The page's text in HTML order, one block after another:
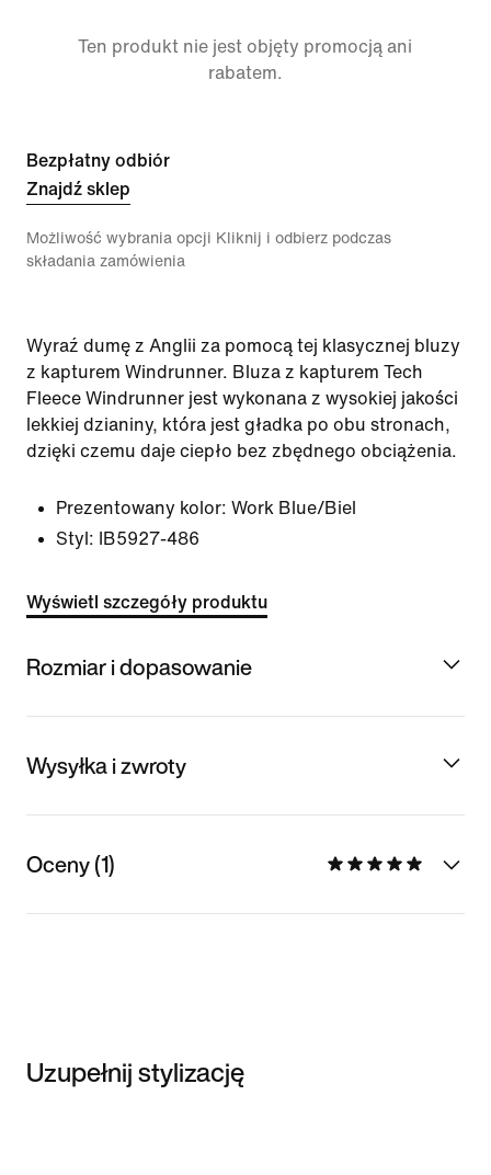
Ten produkt nie jest objęty promocją ani
rabatem.
Bezpłatny odbiór
Znajdź sklep
Możliwość wybrania opcji Kliknij i odbierz podczas
składania zamówienia
Wyraź dumę z Anglii za pomocą tej klasycznej bluzy
z kapturem Windrunner. Bluza z kapturem Tech
Fleece Windrunner jest wykonana z wysokiej jakości
lekkiej dzianiny, która jest gładka po obu stronach,
dzięki czemu daje ciepło bez zbędnego obciążenia.
Prezentowany kolor: Work Blue/Biel
Styl:
IB5927-486
Wyświetl szczegóły produktu
Rozmiar i dopasowanie
Wysyłka i zwroty
Oceny (1)
Uzupełnij stylizację